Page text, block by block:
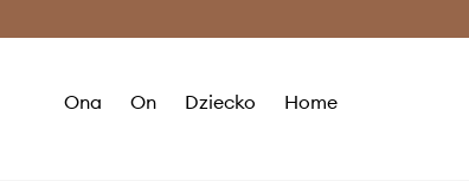
Ona On Dziecko Home